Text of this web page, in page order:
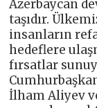
Azerbaycan
taşıdır.
insanların
hedeflere
fırsatlar
İlham Aliyev